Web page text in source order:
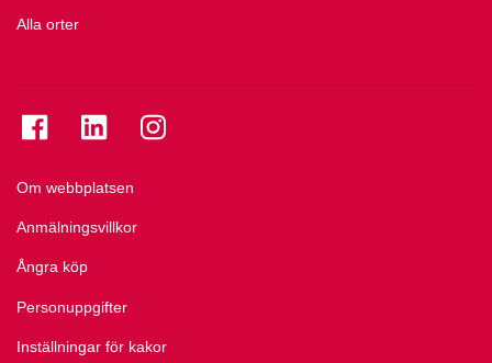
Alla orter
Om webbplatsen
Anmälningsvillkor
Ångra köp
Personuppgifter
Inställningar för kakor
Se folkuniversitetet på Facebook
Se folkuniversitetet på LinkedIn